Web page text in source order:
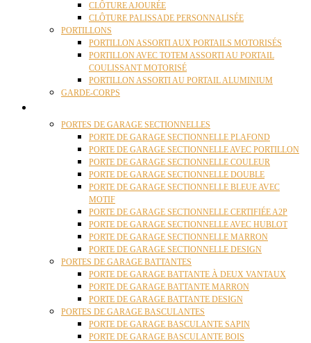
CLÔTURE AJOURÉE
CLÔTURE PALISSADE PERSONNALISÉE
PORTILLONS
PORTILLON ASSORTI AUX PORTAILS MOTORISÉS
PORTILLON AVEC TOTEM ASSORTI AU PORTAIL
COULISSANT MOTORISÉ
PORTILLON ASSORTI AU PORTAIL ALUMINIUM
GARDE-CORPS
PORTES DE GARAGE SECTIONNELLES
PORTE DE GARAGE SECTIONNELLE PLAFOND
PORTE DE GARAGE SECTIONNELLE AVEC PORTILLON
PORTE DE GARAGE SECTIONNELLE COULEUR
PORTE DE GARAGE SECTIONNELLE DOUBLE
PORTE DE GARAGE SECTIONNELLE BLEUE AVEC
MOTIF
PORTE DE GARAGE SECTIONNELLE CERTIFIÉE A2P
PORTE DE GARAGE SECTIONNELLE AVEC HUBLOT
PORTE DE GARAGE SECTIONNELLE MARRON
PORTE DE GARAGE SECTIONNELLE DESIGN
PORTES DE GARAGE BATTANTES
PORTE DE GARAGE BATTANTE À DEUX VANTAUX
PORTE DE GARAGE BATTANTE MARRON
PORTE DE GARAGE BATTANTE DESIGN
PORTES DE GARAGE BASCULANTES
PORTE DE GARAGE BASCULANTE SAPIN
PORTE DE GARAGE BASCULANTE BOIS